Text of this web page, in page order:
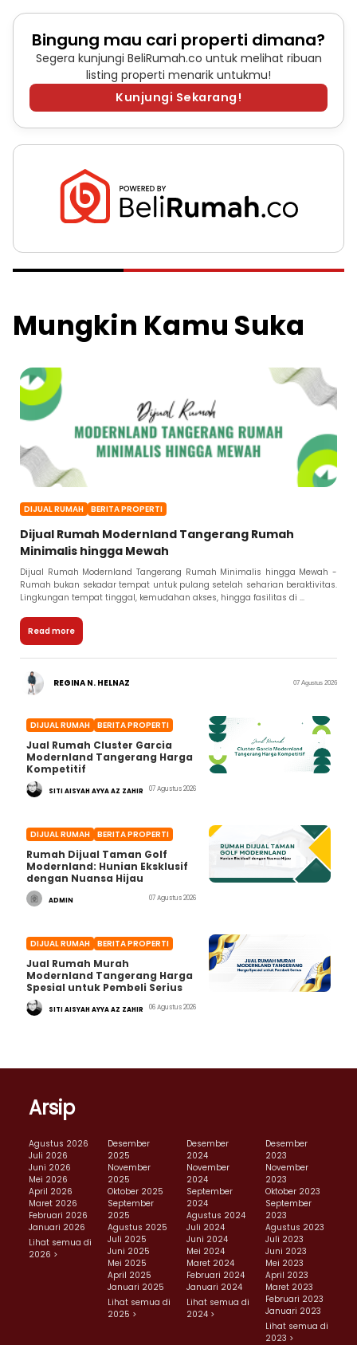
Bingung mau cari properti dimana?
Segera kunjungi BeliRumah.co untuk melihat ribuan
listing properti menarik untukmu!
Kunjungi Sekarang!
Mungkin Kamu Suka
DIJUAL RUMAH BERITA PROPERTI
Dijual Rumah Modernland Tangerang Rumah
Minimalis hingga Mewah
Dijual Rumah Modernland Tangerang Rumah Minimalis hingga Mewah -
Rumah bukan sekadar tempat untuk pulang setelah seharian beraktivitas.
Lingkungan tempat tinggal, kemudahan akses, hingga fasilitas di ...
Read more
REGINA N. HELNAZ 07 Agustus 2026
DIJUAL RUMAH BERITA PROPERTI
Jual Rumah Cluster Garcia
Modernland Tangerang Harga
Kompetitif
SITI AISYAH AYYA AZ ZAHIR 07 Agustus 2026
DIJUAL RUMAH BERITA PROPERTI
Rumah Dijual Taman Golf
Modernland: Hunian Eksklusif
dengan Nuansa Hijau
ADMIN 07 Agustus 2026
DIJUAL RUMAH BERITA PROPERTI
Jual Rumah Murah
Modernland Tangerang Harga
Spesial untuk Pembeli Serius
SITI AISYAH AYYA AZ ZAHIR 06 Agustus 2026
Arsip
Agustus 2026
Juli 2026
Juni 2026
Mei 2026
April 2026
Maret 2026
Februari 2026
Januari 2026
Lihat semua di
2026 >
Desember
2025
November
2025
Oktober 2025
September
2025
Agustus 2025
Juli 2025
Juni 2025
Mei 2025
April 2025
Januari 2025
Lihat semua di
2025 >
Desember
2024
November
2024
September
2024
Agustus 2024
Juli 2024
Juni 2024
Mei 2024
Maret 2024
Februari 2024
Januari 2024
Lihat semua di
2024 >
Desember
2023
November
2023
Oktober 2023
September
2023
Agustus 2023
Juli 2023
Juni 2023
Mei 2023
April 2023
Maret 2023
Februari 2023
Januari 2023
Lihat semua di
2023 >